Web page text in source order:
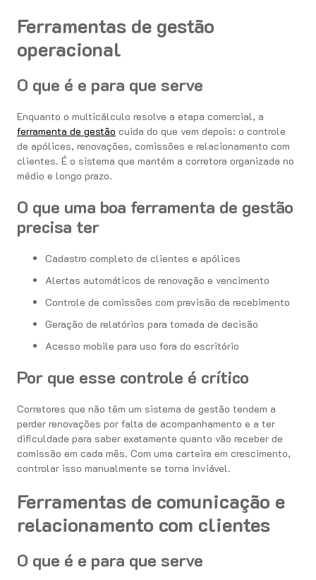
Ferramentas de gestão
operacional
O que é e para que serve
Enquanto o multicálculo resolve a etapa comercial, a
ferramenta de gestão cuida do que vem depois: o controle
de apólices, renovações, comissões e relacionamento com
clientes. É o sistema que mantém a corretora organizada no
médio e longo prazo.
O que uma boa ferramenta de gestão
precisa ter
Cadastro completo de clientes e apólices
Alertas automáticos de renovação e vencimento
Controle de comissões com previsão de recebimento
Geração de relatórios para tomada de decisão
Acesso mobile para uso fora do escritório
Por que esse controle é crítico
Corretores que não têm um sistema de gestão tendem a
perder renovações por falta de acompanhamento e a ter
dificuldade para saber exatamente quanto vão receber de
comissão em cada mês. Com uma carteira em crescimento,
controlar isso manualmente se torna inviável.
Ferramentas de comunicação e
relacionamento com clientes
O que é e para que serve